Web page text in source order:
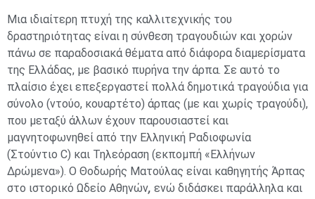
Μια ιδιαίτερη πτυχή της καλλιτεχνικής του
δραστηριότητας είναι η σύνθεση τραγουδιών και χορών
πάνω σε παραδοσιακά θέματα από διάφορα διαμερίσματα
της Ελλάδας, με βασικό πυρήνα την άρπα. Σε αυτό το
πλαίσιο έχει επεξεργαστεί πολλά δημοτικά τραγούδια για
σύνολο (ντούο, κουαρτέτο) άρπας (με και χωρίς τραγούδι),
που μεταξύ άλλων έχουν παρουσιαστεί και
μαγνητοφωνηθεί από την Ελληνική Ραδιοφωνία
(Στούντιο C) και Τηλεόραση (εκπομπή «Ελλήνων
Δρώμενα»). Ο Θοδωρής Ματούλας είναι καθηγητής Άρπας
στο ιστορικό Ωδείο Αθηνών, ενώ διδάσκει παράλληλα και